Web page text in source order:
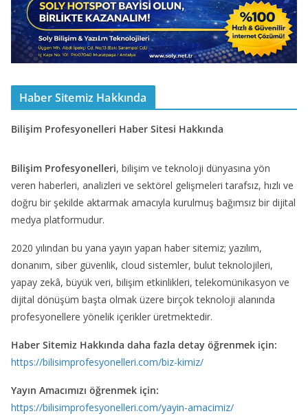
Haber Sitemiz Hakkında
Bilişim Profesyonelleri Haber Sitesi Hakkında
Bilişim Profesyonelleri, bilişim ve teknoloji dünyasına yön
veren haberleri, analizleri ve sektörel gelişmeleri tarafsız, hızlı ve
doğru bir şekilde aktarmak amacıyla kurulmuş bağımsız bir dijital
medya platformudur.
2020 yılından bu yana yayın yapan haber sitemiz; yazılım,
donanım, siber güvenlik, cloud sistemler, bulut teknolojileri,
yapay zekâ, büyük veri, bilişim etkinlikleri, telekomünikasyon ve
dijital dönüşüm başta olmak üzere birçok teknoloji alanında
profesyonellere yönelik içerikler üretmektedir.
Haber Sitemiz Hakkında daha fazla detay öğrenmek için:
https://bilisimprofesyonelleri.com/biz-kimiz/
Yayın Amacımızı öğrenmek için:
https://bilisimprofesyonelleri.com/yayin-amacimiz/